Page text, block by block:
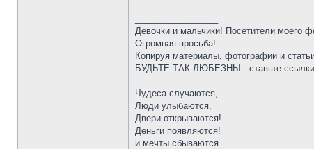
Девочки и мальчики! Посетители моего
Огромная просьба!
Копируя материалы, фотографии и
БУДЬТЕ ТАК ЛЮБЕЗНЫ - ставьте
Чудеса случаются,
Люди улыбаются,
Двери открываются!
Деньги появляются!
и мечты сбываются